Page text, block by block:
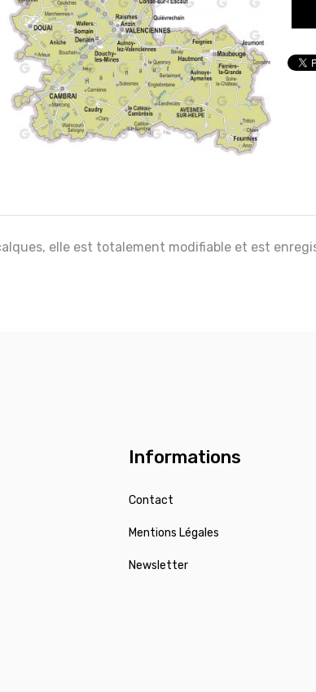
elle est totalement modifiable et est
Informations
Contact
Mentions Légales
Newsletter